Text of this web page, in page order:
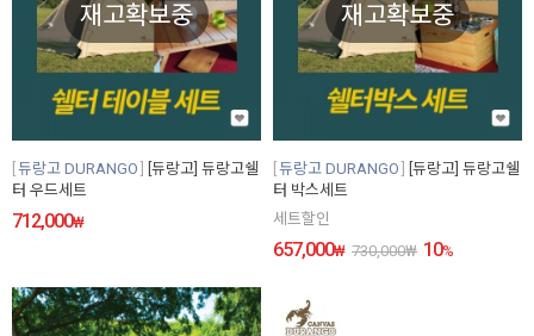
재고확보중
듀랑고 DURANGO
[듀랑고] 듀랑고쉘
터 우드세트
712,000₩
재고확보중
듀랑고 DURANGO
[듀랑고] 듀랑고쉘
터 박스세트
세트할인
657,000₩ 730,000₩ 10%